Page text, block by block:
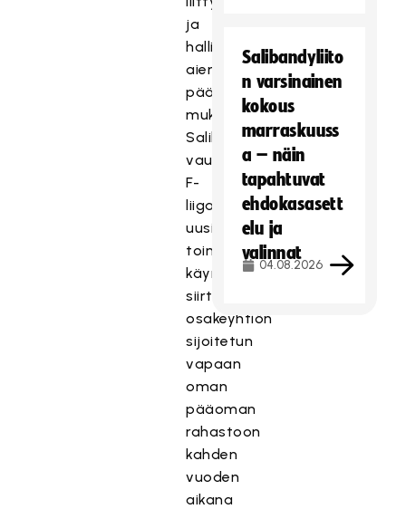
ja
hallituksen
aiemman
päätöksen
mukaisesti
Salibandyliitto
vauhdittaa
F-
liigan
uusien
toimintamallien
käynnistymistä
siirtämällä
osakeyhtiön
sijoitetun
vapaan
oman
pääoman
rahastoon
kahden
vuoden
aikana
Salibandyliito
n varsinainen
kokous
marraskuuss
a – näin
tapahtuvat
ehdokasasett
elu ja
valinnat
04.08.2026